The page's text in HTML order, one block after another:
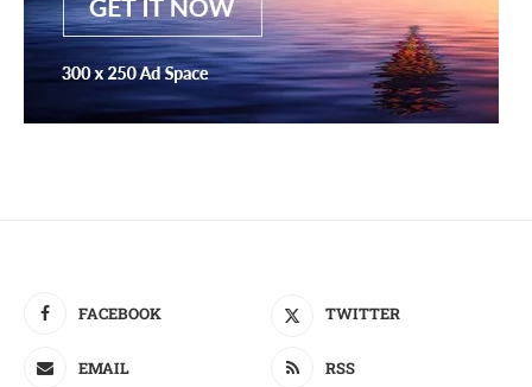
FACEBOOK TWITTER
EMAIL RSS